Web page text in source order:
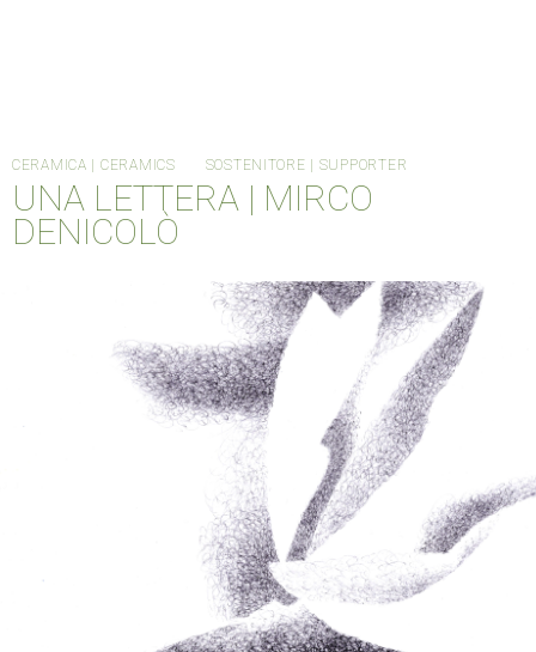
HOME
CANTIERE METABOX
ORDINARY DAYS
MTBX004
CERAMICA | CERAMICS SOSTENITORE | SUPPORTER
UNA LETTERA | MIRCO
DENICOLÒ